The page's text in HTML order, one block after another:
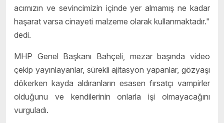
acımızın ve sevincimizin içinde yer almamış ne kadar
haşarat varsa cinayeti malzeme olarak kullanmaktadır."
dedi.
MHP Genel Başkanı Bahçeli, mezar başında video
çekip yayınlayanlar, sürekli ajitasyon yapanlar, gözyaşı
dökerken kayda aldıranların esasen fırsatçı vampirler
olduğunu ve kendilerinin onlarla işi olmayacağını
vurguladı.